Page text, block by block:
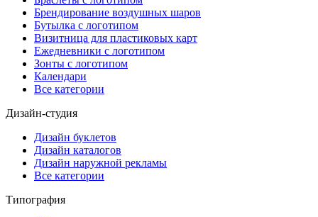
Брендирование воздушных шаров
Бутылка с логотипом
Визитница для пластиковых карт
Ежедневники с логотипом
Зонты с логотипом
Календари
Все категории
Дизайн-студия
Дизайн буклетов
Дизайн каталогов
Дизайн наружной рекламы
Все категории
Типография